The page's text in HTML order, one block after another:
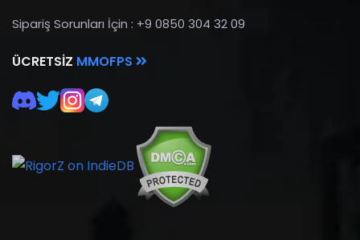
Sipariş Sorunları İçin : +9 0850 304 32 09
ÜCRETSIZ MMOFPS